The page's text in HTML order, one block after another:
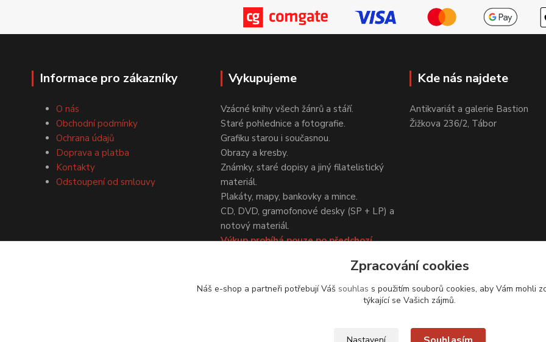
Informace pro zákazníky
O nás
Obchodní podmínky
Ochrana údajů
Doprava a platba
Kontakty
Odstoupení od smlouvy
Vykupujeme
Vzácné knihy všech žánrů a stáří.
Staré pohlednice a fotografie.
Grafiku starou i současnou.
Obrazy a kresby.
Známky, staré dopisy a jiný filatelistický
materiál.
Plakáty, mapy, bankovky a mince.
CD, DVD, gramofonové desky (SP + LP) a
notový materiál.
Výkup probíhá pouze po předchozí
Kde nás najdete
Antikvariát a galerie Bastion
Žižkova 236/2, Tábor
Upravit sběr cookies.
Zpracování cookies
Náš e-shop a partneři potřebují Váš souhlas s použitím souborů cookies, aby Vám mohli
týkající se Vašich zájmů.